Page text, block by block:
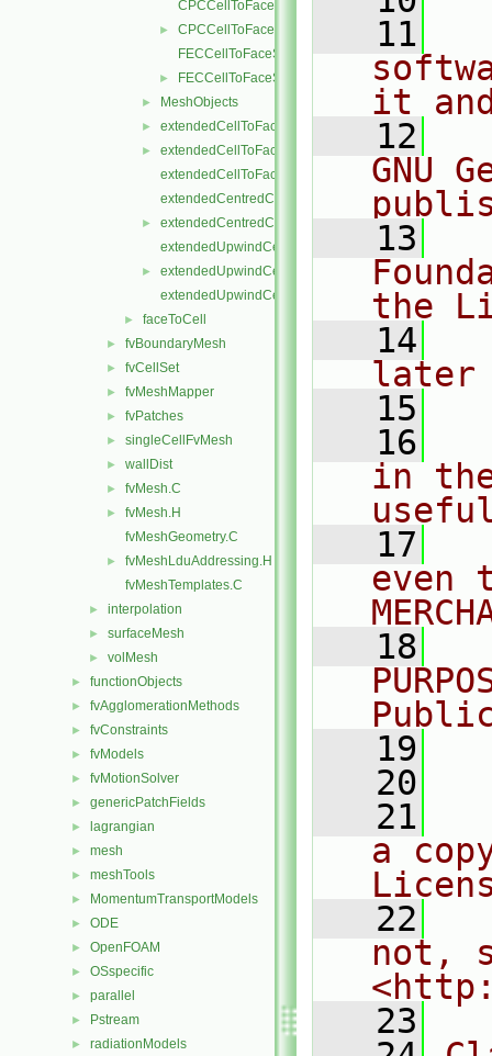
CPCCellToFaceStencil.C
►
CPCCellToFaceStencil.H
FECCellToFaceStencil.C
► FECCellToFaceStencil.H
► MeshObjects
► extendedCellToFaceStencil.C
►
extendedCellToFaceStencil.H
extendedCellToFaceStencilTemplates.C
extendedCentredCellToFaceStencil.C
►
extendedCentredCellToFaceStencil.H
extendedUpwindCellToFaceStencil.C
►
extendedUpwindCellToFaceStencil.H
extendedUpwindCellToFaceStencilTemplates.C
► faceToCell
► fvBoundaryMesh
► fvCellSet
► fvMeshMapper
► fvPatches
► singleCellFvMesh
► wallDist
► fvMesh.C
►
fvMesh.H
fvMeshGeometry.C
►
fvMeshLduAddressing.H
fvMeshTemplates.C
► interpolation
► surfaceMesh
► volMesh
► functionObjects
► fvAgglomerationMethods
► fvConstraints
► fvModels
► fvMotionSolver
► genericPatchFields
► lagrangian
► mesh
► meshTools
► MomentumTransportModels
► ODE
► OpenFOAM
► OSspecific
► parallel
► Pstream
► radiationModels
   11
it
   12
GNU
   13
the
   14
later
   15
   16
in
   17
even
   18
   19
   20
   21
a
   22
not,
   23